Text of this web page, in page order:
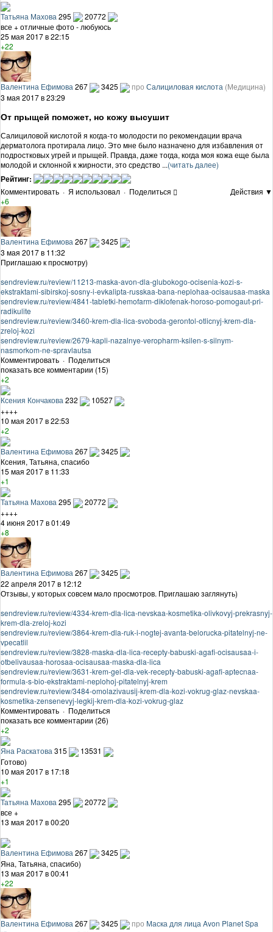
Татьяна Махова 295
20772
все + отличные фото - любуюсь
25 мая 2017 в 22:15
+22
Валентина Ефимова 267 3425 про Салициловая кислота (Медицина)
3 мая 2017 в 23:29
От прыщей поможет, но кожу высушит
Салициловой кислотой я когда-то молодости по рекомендации врача
дерматолога протирала лицо. Это мне было назначено для избавления от
подростковых угрей и прыщей. Правда, даже тогда, когда моя кожа еще была
молодой и склонной к жирности, это средство ...(читать далее)
Рейтинг:
Комментировать · Я использовал · Поделиться
Действия ▼
+6
Валентина Ефимова 267
3425
3 мая 2017 в 11:32
Приглашаю к просмотру)
sendreview.ru/review/11213-maska-avon-dla-glubokogo-ocisenia-kozi-s-
ekstraktami-sibirskoj-sosny-i-evkalipta-russkaa-bana-neplohaa-ocisausaa-maska
sendreview.ru/review/4841-tabletki-hemofarm-diklofenak-horoso-pomogaut-pri-
radikulite
sendreview.ru/review/3460-krem-dla-lica-svoboda-gerontol-otlicnyj-krem-dla-
zreloj-kozi
sendreview.ru/review/2679-kapli-nazalnye-veropharm-ksilen-s-silnym-
nasmorkom-ne-spravlautsa
Комментировать · Поделиться
показать все комментарии (15)
+2
Ксения Кончакова 232
10527
++++
10 мая 2017 в 22:53
+2
Валентина Ефимова 267
3425
Ксения, Татьяна, спасибо
15 мая 2017 в 11:33
+1
Татьяна Махова 295
20772
++++
4 июня 2017 в 01:49
+8
Валентина Ефимова 267
3425
22 апреля 2017 в 12:12
Отзывы, у которых совсем мало просмотров. Приглашаю заглянуть)
sendreview.ru/review/4334-krem-dla-lica-nevskaa-kosmetika-olivkovyj-prekrasnyj-
krem-dla-zreloj-kozi
sendreview.ru/review/3864-krem-dla-ruk-i-nogtej-avanta-belorucka-pitatelnyj-ne-
vpecatlil
sendreview.ru/review/3828-maska-dla-lica-recepty-babuski-agafi-ocisausaa-i-
otbelivausaa-horosaa-ocisausaa-maska-dla-lica
sendreview.ru/review/3631-krem-gel-dla-vek-recepty-babuski-agafi-aptecnaa-
formula-s-bio-ekstraktami-neplohoj-pitatelnyj-krem
sendreview.ru/review/3484-omolazivausij-krem-dla-kozi-vokrug-glaz-nevskaa-
kosmetika-zensenevyj-legkij-krem-dla-kozi-vokrug-glaz
Комментировать · Поделиться
показать все комментарии (26)
+2
Яна Раскатова 315
13531
Готово)
10 мая 2017 в 17:18
+1
Татьяна Махова 295
20772
все +
13 мая 2017 в 00:20
Валентина Ефимова 267
3425
Яна, Татьяна, спасибо)
13 мая 2017 в 00:41
+22
Валентина Ефимова 267 3425 про Маска для лица Avon Planet Spa